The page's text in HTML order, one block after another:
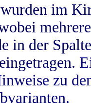
im
in der
zu